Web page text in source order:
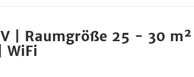
| Raumgröße 25 - 30 m² |
WiFi